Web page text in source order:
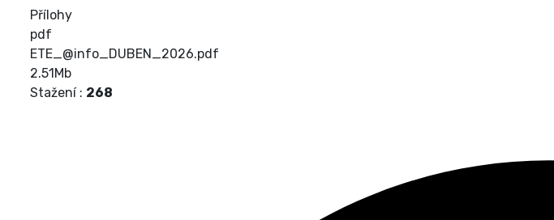
Přílohy
pdf
ETE_@info_DUBEN_2026.pdf
2.51Mb
Stažení : 268